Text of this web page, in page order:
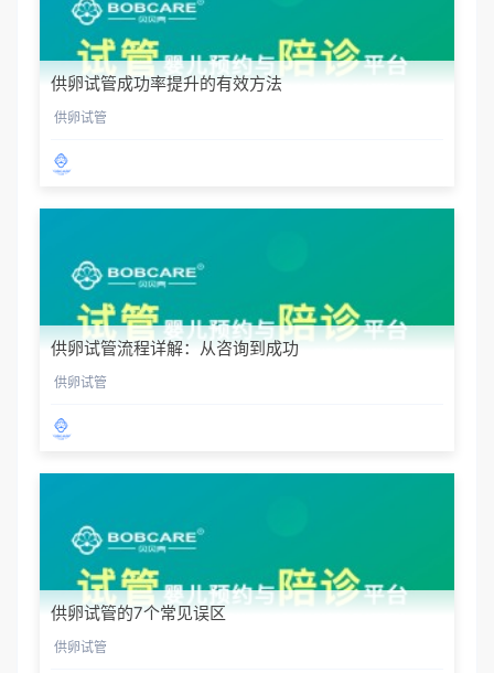
供卵试管成功率提升的有效方法
供卵试管
供卵试管流程详解：从咨询到成功
供卵试管
供卵试管的7个常见误区
供卵试管